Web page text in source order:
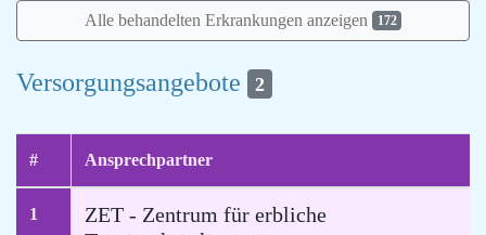
Alle behandelten Erkrankungen anzeigen 172
Versorgungsangebote 2
# Ansprechpartner
1
ZET - Zentrum für erbliche